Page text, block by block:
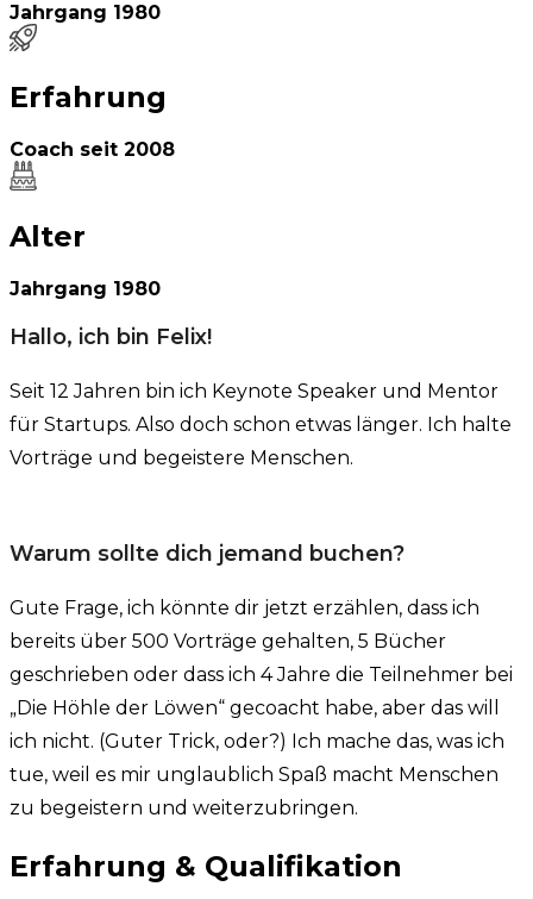
Jahrgang 1980
Erfahrung
Coach seit 2008
Alter
Jahrgang 1980
Hallo, ich bin Felix!
Seit 12 Jahren bin ich Keynote Speaker und Mentor
für Startups. Also doch schon etwas länger. Ich halte
Vorträge und begeistere Menschen.
Warum sollte dich jemand buchen?
Gute Frage, ich könnte dir jetzt erzählen, dass ich
bereits über 500 Vorträge gehalten, 5 Bücher
geschrieben oder dass ich 4 Jahre die Teilnehmer bei
„Die Höhle der Löwen“ gecoacht habe, aber das will
ich nicht. (Guter Trick, oder?) Ich mache das, was ich
tue, weil es mir unglaublich Spaß macht Menschen
zu begeistern und weiterzubringen.
Erfahrung & Qualifikation